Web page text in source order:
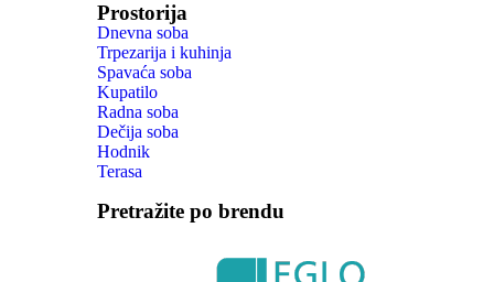
Prostorija
Dnevna soba
Trpezarija i kuhinja
Spavaća soba
Kupatilo
Radna soba
Dečija soba
Hodnik
Terasa
Pretražite po brendu